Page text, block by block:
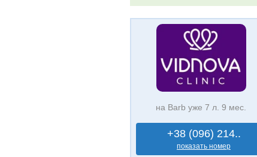
на Barb уже 7 л. 9 мес.
+38 (096) 214..
показать номер